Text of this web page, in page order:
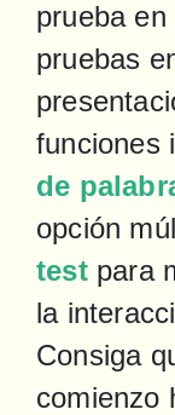
prueba
pruebas
funciones
de
opción
test para
la
Consiga
comienzo